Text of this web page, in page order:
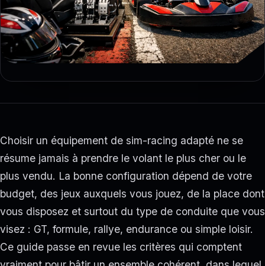
Choisir un équipement de sim-racing adapté ne se
résume jamais à prendre le volant le plus cher ou le
plus vendu. La bonne configuration dépend de votre
budget, des jeux auxquels vous jouez, de la place dont
vous disposez et surtout du type de conduite que vous
visez : GT, formule, rallye, endurance ou simple loisir.
Ce guide passe en revue les critères qui comptent